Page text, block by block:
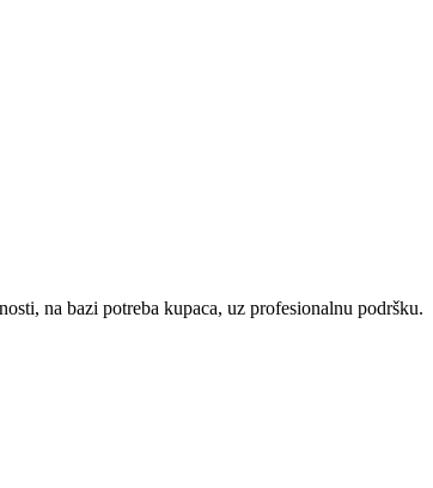
na bazi potreba kupaca, uz profesionalnu podršku.